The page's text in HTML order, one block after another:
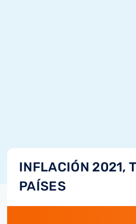
INFLACIÓN 2021,
PAÍSES